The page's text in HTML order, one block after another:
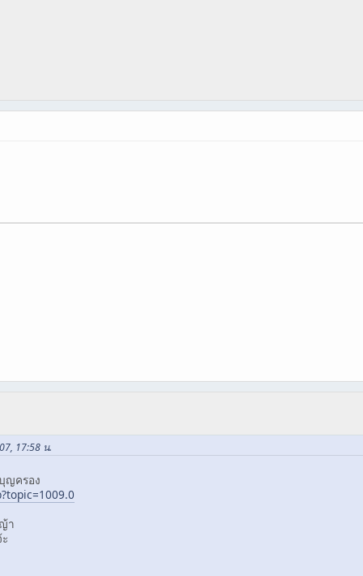
17:58 น.
ญครอง
า